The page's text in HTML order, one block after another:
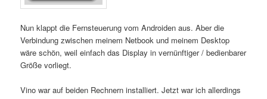
Nun klappt die Fernsteuerung vom Androiden aus. Aber die
Verbindung zwischen meinem Netbook und meinem Desktop
wäre schön, weil einfach das Display in vernünftiger / bedienbarer
Größe vorliegt.
Vino war auf beiden Rechnern installiert. Jetzt war ich allerdings